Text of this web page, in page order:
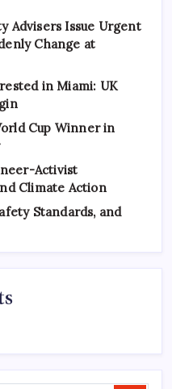
Advisers Issue Urgent
Change at
in Miami: UK
Cup Winner in
Activist
Climate Action
Standards, and